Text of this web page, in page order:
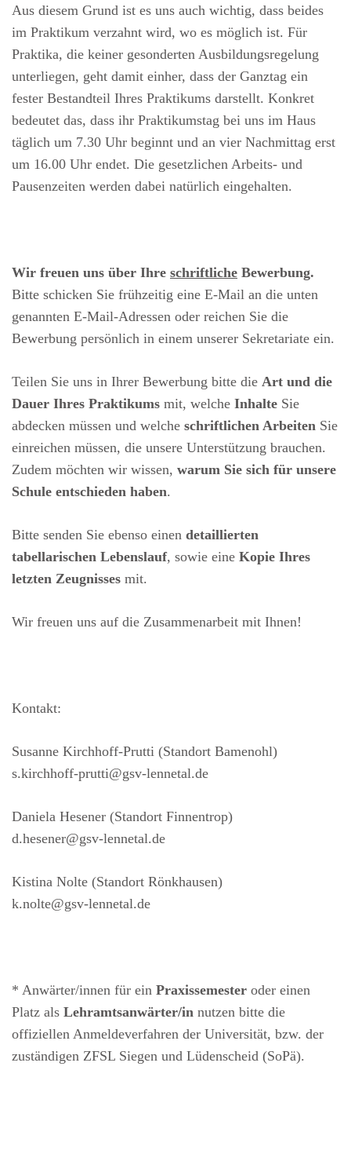
Aus diesem Grund ist es uns auch wichtig, dass beides
im Praktikum verzahnt wird, wo es möglich ist. Für
Praktika, die keiner gesonderten Ausbildungsregelung
unterliegen, geht damit einher, dass der Ganztag ein
fester Bestandteil Ihres Praktikums darstellt. Konkret
bedeutet das, dass ihr Praktikumstag bei uns im Haus
täglich um 7.30 Uhr beginnt und an vier Nachmittag erst
um 16.00 Uhr endet. Die gesetzlichen Arbeits- und
Pausenzeiten werden dabei natürlich eingehalten.
Wir freuen uns über Ihre schriftliche Bewerbung.
Bitte schicken Sie frühzeitig eine E-Mail an die unten
genannten E-Mail-Adressen oder reichen Sie die
Bewerbung persönlich in einem unserer Sekretariate ein.
Teilen Sie uns in Ihrer Bewerbung bitte die Art und die
Dauer Ihres Praktikums mit, welche Inhalte Sie
abdecken müssen und welche schriftlichen Arbeiten Sie
einreichen müssen, die unsere Unterstützung brauchen.
Zudem möchten wir wissen, warum Sie sich für unsere
Schule entschieden haben.
Bitte senden Sie ebenso einen detaillierten
tabellarischen Lebenslauf, sowie eine Kopie Ihres
letzten Zeugnisses mit.
Wir freuen uns auf die Zusammenarbeit mit Ihnen!
Kontakt:
Susanne Kirchhoff-Prutti (Standort Bamenohl)
s.kirchhoff-prutti@gsv-lennetal.de
Daniela Hesener (Standort Finnentrop)
d.hesener@gsv-lennetal.de
Kistina Nolte (Standort Rönkhausen)
k.nolte@gsv-lennetal.de
* Anwärter/innen für ein Praxissemester oder einen
Platz als Lehramtsanwärter/in nutzen bitte die
offiziellen Anmeldeverfahren der Universität, bzw. der
zuständigen ZFSL Siegen und Lüdenscheid (SoPä).